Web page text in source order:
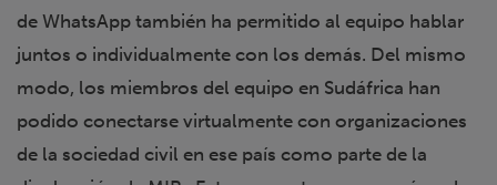
de WhatsApp también ha permitido al equipo hablar
juntos o individualmente con los demás. Del mismo
modo, los miembros del equipo en Sudáfrica han
podido conectarse virtualmente con organizaciones
de la sociedad civil en ese país como parte de la